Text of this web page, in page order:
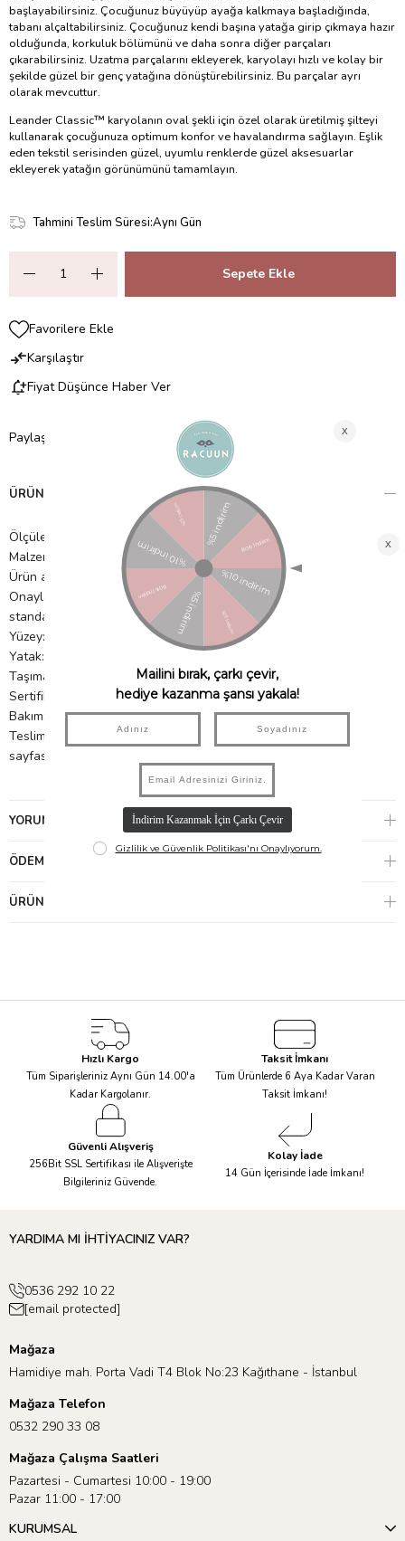
başlayabilirsiniz. Çocuğunuz büyüyüp ayağa kalkmaya başladığında,
tabanı alçaltabilirsiniz. Çocuğunuz kendi başına yatağa girip çıkmaya hazır
olduğunda, korkuluk bölümünü ve daha sonra diğer parçaları
çıkarabilirsiniz. Uzatma parçalarını ekleyerek, karyolayı hızlı ve kolay bir
şekilde güzel bir genç yatağına dönüştürebilirsiniz. Bu parçalar ayrı
olarak mevcuttur.
Leander Classic™ karyolanın oval şekli için özel olarak üretilmiş şilteyi
kullanarak çocuğunuza optimum konfor ve havalandırma sağlayın. Eşlik
eden tekstil serisinden güzel, uyumlu renklerde güzel aksesuarlar
ekleyerek yatağın görünümünü tamamlayın.
Tahmini Teslim Süresi:Aynı Gün
Favorilere Ekle
Karşılaştır
Fiyat Düşünce Haber Ver
Paylaş
ÜRÜN ÖZELLIKLERI
Ölçüler: Y: 95 cm, G: 70 cm, Uzunluk: 120 cm
Malzeme: Kalıplanmış kayın
Ürün ağırlığı: 34 kg
Onaylar: Çocuk güvenliği ve tehlikeli maddeler için Avrupa
standardı
Yüzey: Su bazlı vernik
Yatak: Dahil değil
Taşıma kapasitesi: 100 kg
Sertifikalar: EN 71-3, EN 716
Bakım: Hafif nemli bir bezle silin.
Teslimat: Demonte. Ambalaj boyutlarıyla birlikte teknik veri
sayfasına bakın
YORUMLAR
ÖDEME SEÇENEKLERI
ÜRÜN ÖNERILERI
Hızlı Kargo
Tüm Siparişleriniz Aynı Gün 14.00'a
Kadar Kargolanır.
Taksit İmkanı
Tüm Ürünlerde 6 Aya Kadar Varan
Taksit İmkanı!
Güvenli Alışveriş
256Bit SSL Sertifikası ile Alışverişte
Bilgileriniz Güvende.
Kolay İade
14 Gün İçerisinde İade İmkanı!
YARDIMA MI İHTİYACINIZ VAR?
0536 292 10 22
[email protected]
Mağaza
Hamidiye mah. Porta Vadi T4 Blok No:23 Kağıthane - İstanbul
Mağaza Telefon
0532 290 33 08
Mağaza Çalışma Saatleri
Pazartesi - Cumartesi 10:00 - 19:00
Pazar 11:00 - 17:00
KURUMSAL